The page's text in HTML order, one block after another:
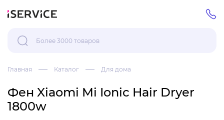
Главная Каталог Для дома
Фен Xiaomi Mi Ionic Hair Dryer
1800w